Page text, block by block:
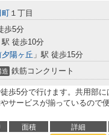
町 １丁目
歩5分
駅 徒歩10分
陽ヶ丘 」駅 徒歩15分
造 鉄筋コンクリート
5分で行けます。共用部に
サービスが揃っているので
面積 詳細